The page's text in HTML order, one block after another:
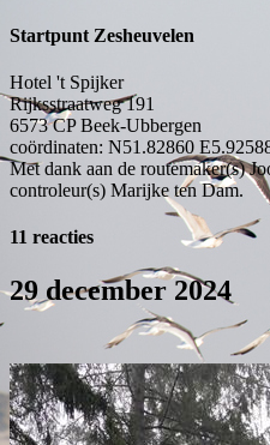
Startpunt Zesheuvelen
Hotel 't Spijker
Rijksstraatweg 191
6573 CPBeek-Ubbergen
coördinaten: N51.82860
Met dank aan de routemaker(s)
controleur(s) Marijke ten Dam.
11 reacties
29 december 2024